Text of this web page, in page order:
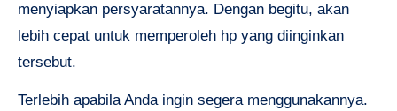
menyiapkan persyaratannya. Dengan begitu, akan
lebih cepat untuk memperoleh hp yang diinginkan
tersebut.
Terlebih apabila Anda ingin segera menggunakannya.